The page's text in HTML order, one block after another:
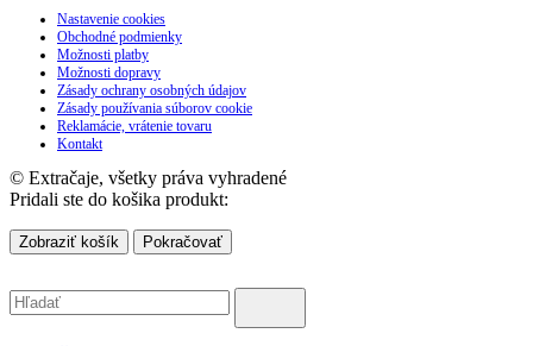
Nastavenie cookies
Obchodné podmienky
Možnosti platby
Možnosti dopravy
Zásady ochrany osobných údajov
Zásady používania súborov cookie
Reklamácie, vrátenie tovaru
Kontakt
© Extračaje, všetky práva vyhradené
Pridali ste do košika produkt:
Zobraziť košík Pokračovať